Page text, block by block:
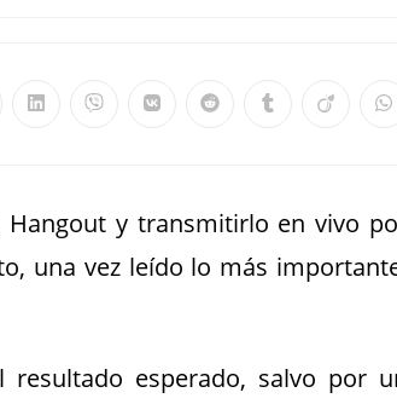
y transmitirlo en vivo
una vez leído lo más
esperado, salvo por